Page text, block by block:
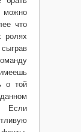
можно
что
ролях
о той
Если